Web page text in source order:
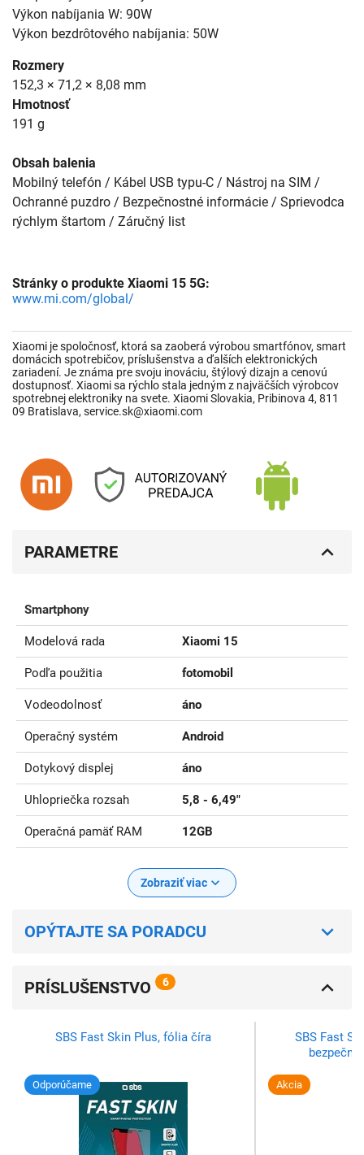
Výkon nabíjania W: 90W
Výkon bezdrôtového nabíjania: 50W
Rozmery
152,3 × 71,2 × 8,08 mm
Hmotnosť
191 g
Obsah balenia
Mobilný telefón / Kábel USB typu-C / Nástroj na SIM /
Ochranné puzdro / Bezpečnostné informácie / Sprievodca
rýchlym štartom / Záručný list
Stránky o produkte Xiaomi 15 5G:
www.mi.com/global/
Xiaomi je spoločnosť, ktorá sa zaoberá výrobou smartfónov, smart
domácich spotrebičov, príslušenstva a ďalších elektronických
zariadení. Je známa pre svoju inováciu, štýlový dizajn a cenovú
dostupnosť. Xiaomi sa rýchlo stala jedným z najväčších výrobcov
spotrebnej elektroniky na svete. Xiaomi Slovakia, Pribinova 4, 811
09 Bratislava, service.sk@xiaomi.com
PARAMETRE
Smartphony
Modelová rada Xiaomi 15
Podľa použitia fotomobil
Vodeodolnosť áno
Operačný systém Android
Dotykový displej áno
Uhlopriečka rozsah 5,8 - 6,49"
Operačná pamäť RAM 12GB
Zobraziť viac
OPÝTAJTE SA PORADCU
PRÍSLUŠENSTVO 6
SBS Fast Skin Plus, fólia číra
Odporúčame
SBS Fast
Akcia